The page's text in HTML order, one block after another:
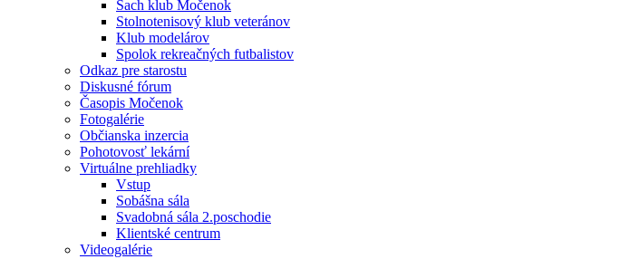
Šach klub Močenok
Stolnotenisový klub veteránov
Klub modelárov
Spolok rekreačných futbalistov
Odkaz pre starostu
Diskusné fórum
Časopis Močenok
Fotogalérie
Občianska inzercia
Pohotovosť lekární
Virtuálne prehliadky
Vstup
Sobášna sála
Svadobná sála 2.poschodie
Klientské centrum
Videogalérie